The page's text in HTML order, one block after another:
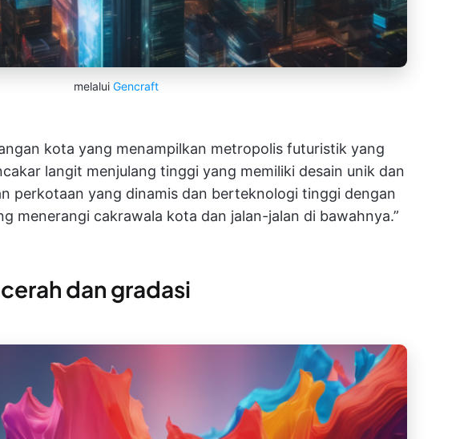
melalui Gencraft
kota yang menampilkan metropolis futuristik yang
langit menjulang tinggi yang memiliki desain unik dan
perkotaan yang dinamis dan berteknologi tinggi dengan
menerangi cakrawala kota dan jalan-jalan di bawahnya.”
dan gradasi